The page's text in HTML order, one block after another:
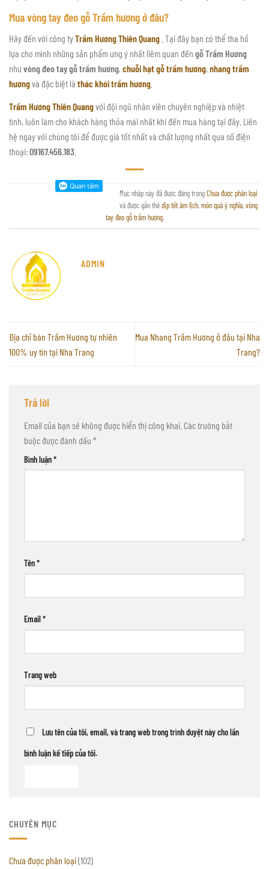
Mua vòng tay đeo gỗ Trầm hương ở đâu?
Hãy đến với công tyTrầm Hương Thiên Quang . Tại đây bạn có thể tha hồ
lựa cho mình những sản phẩm ưng ý nhất liêm quan đến gỗ Trầm Hương
nhưvòng đeo tay gỗ trầm hương, chuỗi hạt gỗ trầm hương, nhang trầm
hươngvà đặc biệt là thác khói trầm hương
Trầm Hương Thiên Quangvới đội ngũ nhân viên chuyên nghiệp và nhiệt
tình, luôn làm cho khách hàng thỏa mái nhất khi đến mua hàng tại đây. Liên
hệ ngay với chúng tôi để được giá tốt nhất và chất lượng nhất qua số điện
thoại:09167.456.183
Mục nhập này đã được đăng trongChưa được phân loại
và được gắn thẻdịp tết âm lịch,món quà ý nghĩa,vòng
tay đeo gỗ trầm hương.
ADMIN
Địa chỉ bán Trầm Hương tự nhiên
100% uy tín tại Nha Trang
Mua Nhang Trầm Hương ở đâu tại Nha
Trang?
Trả lời
Email của bạn sẽ không được hiển thị công khai. Các trường bắt
buộc được đánh dấu *
Bình luận*
Tên*
Email*
Trang web
Lưu tên của tôi, email, và trang web trong trình duyệt này cho lần
bình luận kế tiếp của tôi.
CHUYÊN MỤC
Chưa được phân loại(102)